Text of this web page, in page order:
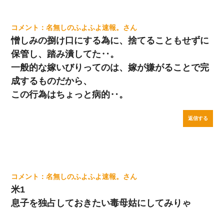
名無しのふよふよ速報。
憎しみの捌け口にする為に、捨てることもせずに
保管し、踏み潰してた‥。
一般的な嫁いびりってのは、嫁が嫌がることで完
成するものだから、
この行為はちょっと病的‥。
返信する
名無しのふよふよ速報。
米1
息子を独占しておきたい毒母姑にしてみりゃ